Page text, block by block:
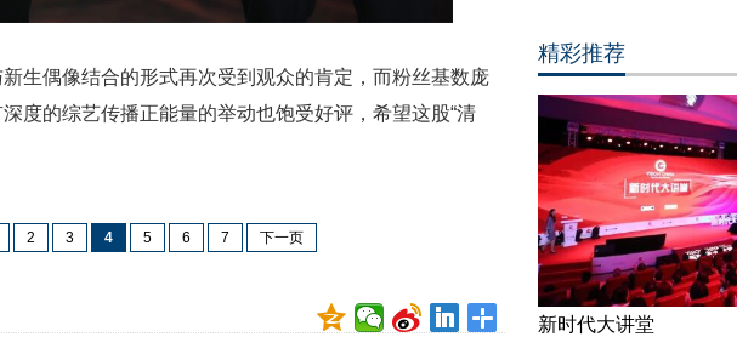
生偶像结合的形式再次受到观众的肯定，而粉丝基数庞
度的综艺传播正能量的举动也饱受好评，希望这股“清
2 3 4 5 6 7 下一页
精彩推荐
新时代大讲堂